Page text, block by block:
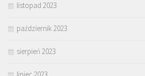
listopad 2023
październik 2023
sierpień 2023